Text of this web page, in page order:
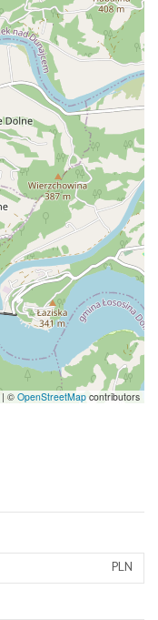
| © OpenStreetMap contributors
PLN